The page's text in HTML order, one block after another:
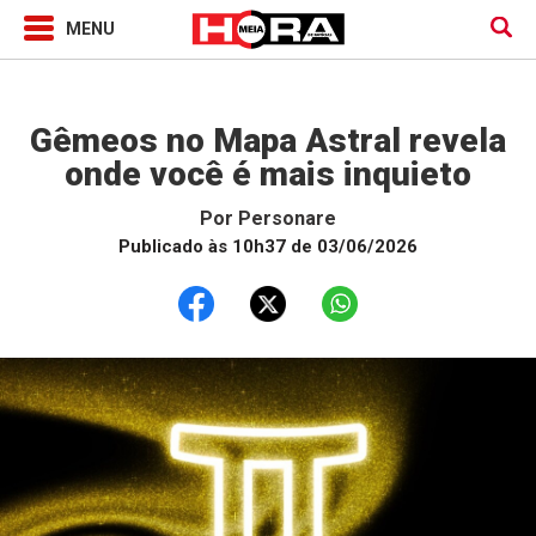
Gêmeos no Mapa Astral revela
onde você é mais inquieto
Por Personare
Publicado às 10h37 de 03/06/2026